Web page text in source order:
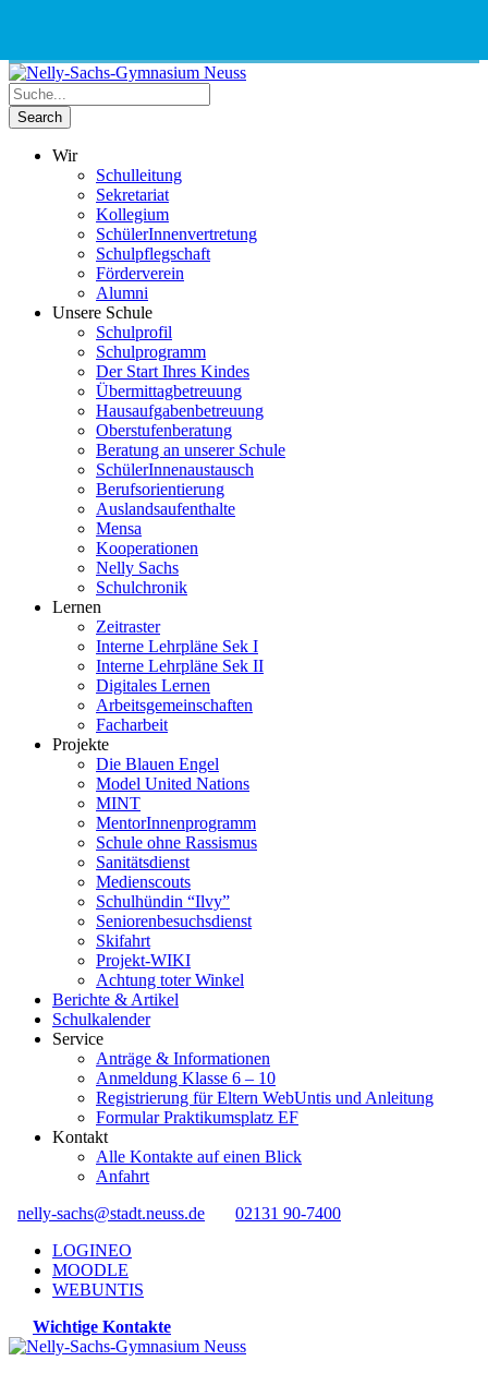
Wir
Schulleitung
Sekretariat
Kollegium
SchülerInnenvertretung
Schulpflegschaft
Förderverein
Alumni
Unsere Schule
Schulprofil
Schulprogramm
Der Start Ihres Kindes
Übermittagbetreuung
Hausaufgabenbetreuung
Oberstufenberatung
Beratung an unserer Schule
SchülerInnenaustausch
Berufsorientierung
Auslandsaufenthalte
Mensa
Kooperationen
Nelly Sachs
Schulchronik
Lernen
Zeitraster
Interne Lehrpläne Sek I
Interne Lehrpläne Sek II
Digitales Lernen
Arbeitsgemeinschaften
Facharbeit
Projekte
Die Blauen Engel
Model United Nations
MINT
MentorInnenprogramm
Schule ohne Rassismus
Sanitätsdienst
Medienscouts
Schulhündin “Ilvy”
Seniorenbesuchsdienst
Skifahrt
Projekt-WIKI
Achtung toter Winkel
Berichte & Artikel
Schulkalender
Service
Anträge & Informationen
Anmeldung Klasse 6 – 10
Registrierung für Eltern WebUntis und Anleitung
Formular Praktikumsplatz EF
Kontakt
Alle Kontakte auf einen Blick
Anfahrt
nelly-sachs@stadt.neuss.de
02131 90-7400
LOGINEO
MOODLE
WEBUNTIS
Wichtige Kontakte
Number
for
calling
Address
Maps